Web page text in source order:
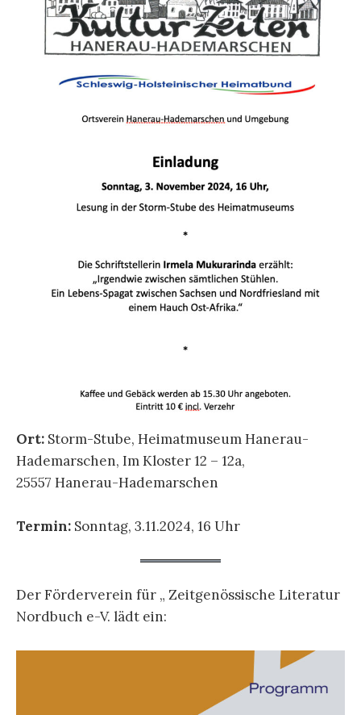
Ort: Storm-Stube, Heimatmuseum Hanerau-
Hademarschen, Im Kloster 12 – 12a,
25557 Hanerau-Hademarschen
Termin: Sonntag, 3.11.2024, 16 Uhr
Der Förderverein für „ Zeitgenössische Literatur
Nordbuch e-V. lädt ein: